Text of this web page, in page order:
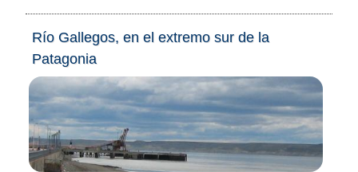
Río Gallegos, en el extremo sur de la
Patagonia